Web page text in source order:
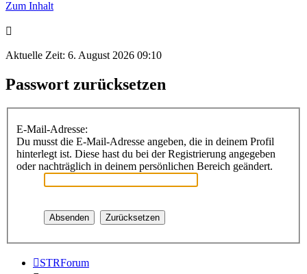
Zum Inhalt
Aktuelle Zeit: 6. August 2026 09:10
Passwort zurücksetzen
E-Mail-Adresse:
Du musst die E-Mail-Adresse angeben, die in deinem Profil
hinterlegt ist. Diese hast du bei der Registrierung angegeben
oder nachträglich in deinem persönlichen Bereich geändert.
STRForum